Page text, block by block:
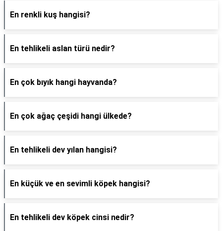
En renkli kuş hangisi?
En tehlikeli aslan türü nedir?
En çok bıyık hangi hayvanda?
En çok ağaç çeşidi hangi ülkede?
En tehlikeli dev yılan hangisi?
En küçük ve en sevimli köpek hangisi?
En tehlikeli dev köpek cinsi nedir?